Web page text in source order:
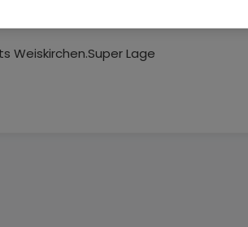
kann mit erworben werden.
Weiskirchen.Super Lage